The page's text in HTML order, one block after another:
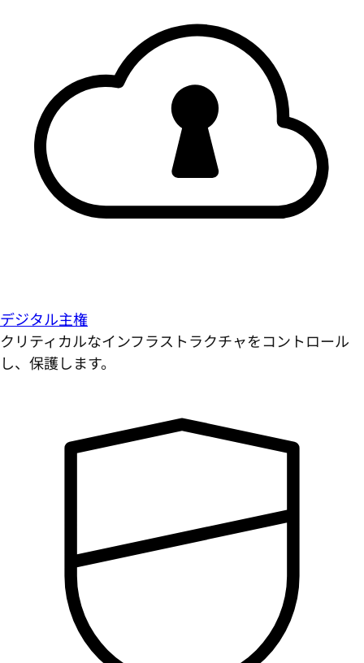
デジタル主権
クリティカルなインフラストラクチャをコントロール
し、保護します。